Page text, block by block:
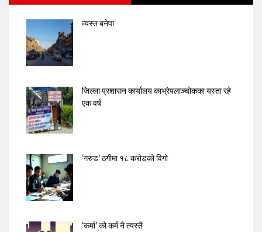
व्यस्त बनेपा
जिल्ला प्रशासन कार्यालय काभ्रेपलाञ्चोकका यस्ता रहे
एक वर्ष
‘गरुड’ ठगीमा १८ करोडको विगो
‘कर्मा’ को कर्म नै त्यस्तै